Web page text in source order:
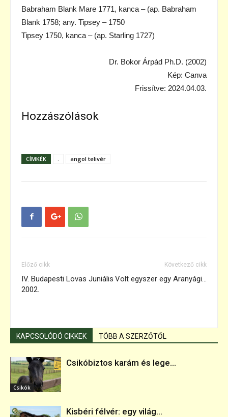
Babraham Blank Mare 1771, kanca – (ap. Babraham
Blank 1758; any. Tipsey – 1750
Tipsey 1750, kanca – (ap. Starling 1727)
Dr. Bokor Árpád Ph.D. (2002)
Kép: Canva
Frissítve: 2024.04.03.
Hozzászólások
CÍMKÉK angol telivér
Előző cikk
IV. Budapesti Lovas Juniális
2002.
Következő cikk
Volt egyszer egy Aranyági…
KAPCSOLÓDÓ CIKKEK TÖBB A SZERZŐTŐL
Csikók
Csikóbiztos karám és lege...
Kisbéri félvér: egy világ...